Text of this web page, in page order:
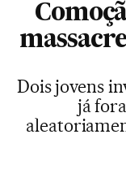
Dois jovens
já